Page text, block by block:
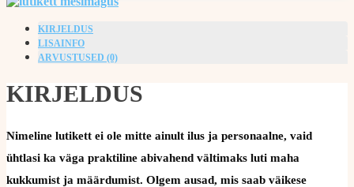
KIRJELDUS
LISAINFO
ARVUSTUSED (0)
KIRJELDUS
Nimeline lutikett ei ole mitte ainult ilus ja personaalne, vaid
ühtlasi ka väga praktiline abivahend vältimaks luti maha
kukkumist ja määrdumist. Olgem ausad, mis saab väikese